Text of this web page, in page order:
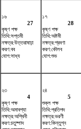
১৬
27
কৃষ্ণ পক্ষ
তিথি:সপ্তমী
নক্ষত্র:উত্তরাষাঢ়া
করণ:বব
যোগ:সাধ্য
১৭
28
কৃষ্ণ পক্ষ
তিথি:অষ্টমী
নক্ষত্র:শ্রবণা
করণ:কৌলব
যোগ:শুভ
২৩
4
কৃষ্ণ পক্ষ
তিথি:অমাবশ্যা
নক্ষত্র:অশ্বিনী
করণ:চতুষ্পাদ
২৪
5
শুক্ল পক্ষ
তিথি:প্রতিপদ
নক্ষত্র:ভরণী
করণ:কিন্তুগ্ন